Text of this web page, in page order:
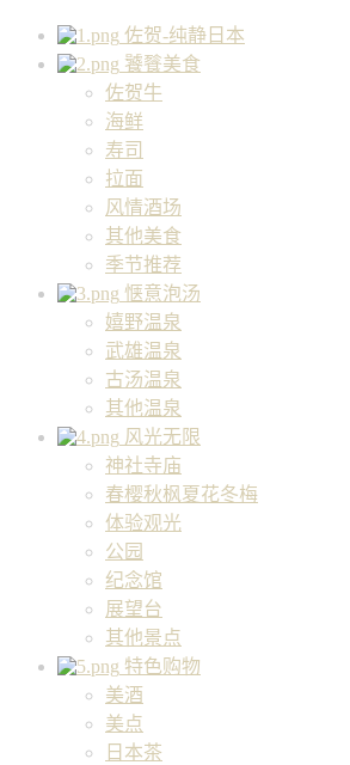
佐贺-纯静日本
饕餮美食
佐贺牛
海鲜
寿司
拉面
风情酒场
其他美食
季节推荐
惬意泡汤
嬉野温泉
武雄温泉
古汤温泉
其他温泉
风光无限
神社寺庙
春樱秋枫夏花冬梅
体验观光
公园
纪念馆
展望台
其他景点
特色购物
美酒
美点
日本茶